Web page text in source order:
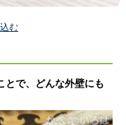
む
とで、どんな外壁にも